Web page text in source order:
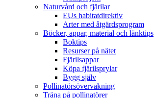
Naturvård och fjärilar
EUs habitatdirektiv
Arter med åtgärdsprogram
Böcker, appar, material och länktips
Boktips
Resurser på nätet
Fjärilsappar
Köpa fjärilsprylar
Bygg själv
Pollinatörsövervakning
Träna på pollinatörer